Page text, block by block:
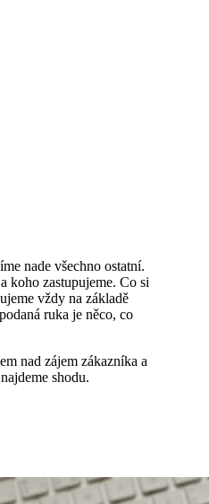
nade všechno ostatní.
koho zastupujeme. Co si
vždy na základě
ruka je něco, co
nad zájem zákazníka a
shodu.